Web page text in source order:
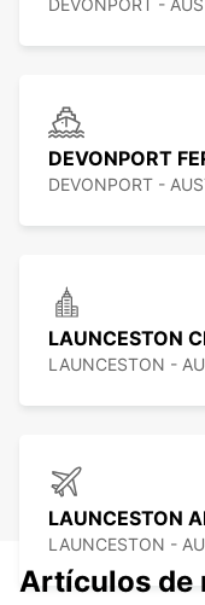
DEVONPORT -
DEVONPORT
DEVONPORT -
LAUNCESTON
LAUNCESTON -
LAUNCESTON
LAUNCESTON -
Artículos de